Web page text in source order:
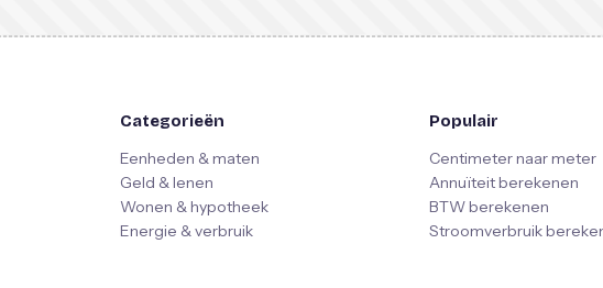
Categorieën
Eenheden & maten
Geld & lenen
Wonen & hypotheek
Energie & verbruik
Populair
Centimeter naar meter
Annuïteit berekenen
BTW berekenen
Stroomverbruik